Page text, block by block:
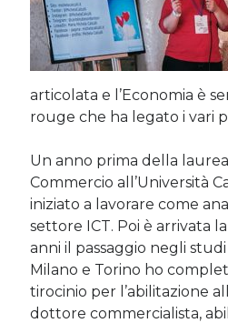
Imprese(20)
Progetti Digitali(1)
Startup(10)
Tecnologia
Web marketing (19)
Post più recenti
Le criptovalute secondo me:
29 Maggio 2026
TEDx, intercalari e perimenopausa
11 Febbraio 2025
Come ho fatto Educazione
bambini e ragazzi
12 Gennaio 2024
articolata e l’Economia è
rouge che ha legato i vari
Un anno prima della
Commercio all’Università
iniziato a lavorare come
settore ICT. Poi è arrivata
anni il passaggio negli
Milano e Torino ho
tirocinio per l’abilitazione
dottore commercialista,